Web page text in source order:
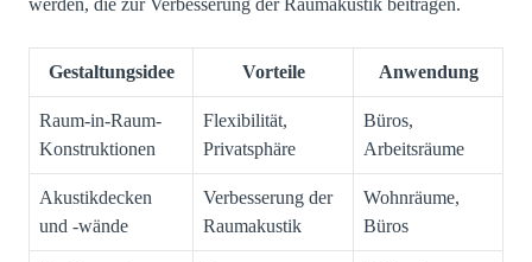
werden, die zur Verbesserung der Raumakustik beitragen.
Gestaltungsidee Vorteile Anwendung
Raum-in-Raum-
Konstruktionen
Flexibilität,
Privatsphäre
Büros,
Arbeitsräume
Akustikdecken
und -wände
Verbesserung der
Raumakustik
Wohnräume,
Büros